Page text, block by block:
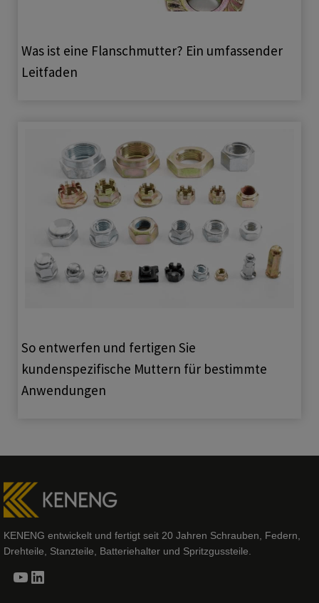
Was ist eine Flanschmutter? Ein umfassender
Leitfaden
So entwerfen und fertigen Sie
kundenspezifische Muttern für bestimmte
Anwendungen
KENENG entwickelt und fertigt seit 20 Jahren Schrauben, Federn,
Drehteile, Stanzteile, Batteriehalter und Spritzgussteile.
YouTube
LinkedIn